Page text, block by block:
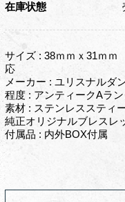
在庫状態
サイズ : 38ｍｍｘ31ｍ
応
メーカー : ユリスナルダ
程度 : アンティークAラン
素材 : ステンレススティ
純正オリジナルブレスレ
付属品 : 内外BOX付属